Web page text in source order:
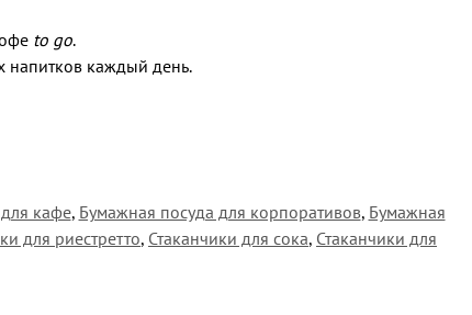
to go.
напитков каждый день.
кафе, Бумажная посуда для корпоративов, Бумажная
для риестретто, Стаканчики для сока, Стаканчики для